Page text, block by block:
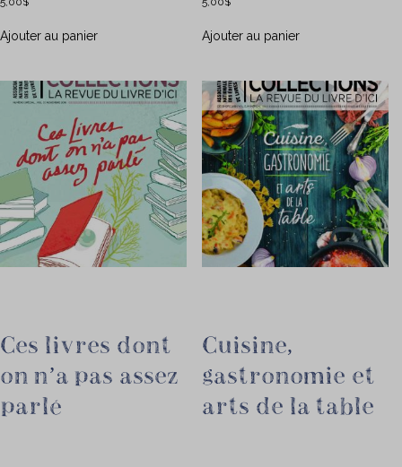
Ajouter au panier Ajouter au panier
Ces livres dont
on n’a pas assez
parlé
Cuisine,
gastronomie et
arts de la table